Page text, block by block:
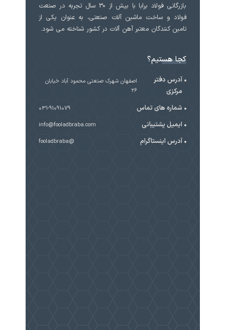
بازرگانی فولاد برابا با بیش از 30 سال تجربه در صنعت
فولاد و ساخت ماشین آلات صنعتی، به عنوان یکی از
تامین کنندگان معتبر آهن آلات در کشور شناخته می شود.
کجا هستیم؟
آدرس دفتر
مرکزی
اصفهان شهرک صنعتی محمود آباد خیابان
۲۶
شماره های تماس 031-91091079
ایمیل پشتیبانی info@fooladbraba.com
آدرس اینستاگرام @fooladbraba